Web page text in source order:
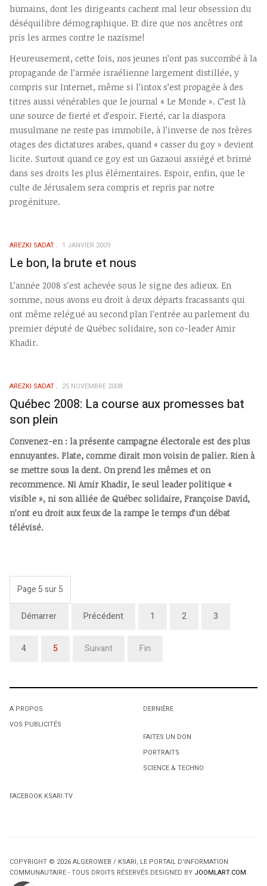
humains, dont les dirigeants cachent mal leur obsession du
déséquilibre démographique. Et dire que nos ancêtres ont
pris les armes contre le nazisme!
Heureusement, cette fois, nos jeunes n’ont pas succombé à la
propagande de l’armée israélienne largement distillée, y
compris sur Internet, même si l’intox s’est propagée à des
titres aussi vénérables que le journal « Le Monde ». C’est là
une source de fierté et d’espoir. Fierté, car la diaspora
musulmane ne reste pas immobile, à l’inverse de nos frères
otages des dictatures arabes, quand « casser du goy » devient
licite. Surtout quand ce goy est un Gazaoui assiégé et brimé
dans ses droits les plus élémentaires. Espoir, enfin, que le
culte de Jérusalem sera compris et repris par notre
progéniture.
AREZKI SADAT 1 JANVIER 2009
Le bon, la brute et nous
L’année 2008 s’est achevée sous le signe des adieux. En
somme, nous avons eu droit à deux départs fracassants qui
ont même relégué au second plan l’entrée au parlement du
premier député de Québec solidaire, son co-leader Amir
Khadir.
AREZKI SADAT 25 NOVEMBRE 2008
Québec 2008: La course aux promesses bat
son plein
Convenez-en : la présente campagne électorale est des plus
ennuyantes. Plate, comme dirait mon voisin de palier. Rien à
se mettre sous la dent. On prend les mêmes et on
recommence. Ni Amir Khadir, le seul leader politique «
visible », ni son alliée de Québec solidaire, Françoise David,
n’ont eu droit aux feux de la rampe le temps d’un débat
télévisé.
Page 5 sur 5
Démarrer Précédent 1 2 3
4 5 Suivant Fin
A PROPOS
VOS PUBLICITÉS
DERNIÈRE
FAITES UN DON
PORTRAITS
SCIENCE & TECHNO
FACEBOOK KSARI.TV
COPYRIGHT © 2026 ALGEROWEB / KSARI, LE PORTAIL D'INFORMATION
COMMUNAUTAIRE - TOUS DROITS RÉSERVÉS DESIGNED BY JOOMLART.COM.